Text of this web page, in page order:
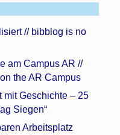
// bibblog is no
am Campus AR //
the AR Campus
mit Geschichte – 25
Siegen“
Arbeitsplatz